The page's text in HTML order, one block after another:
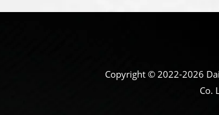
Copyright © 2022-2026
Co.